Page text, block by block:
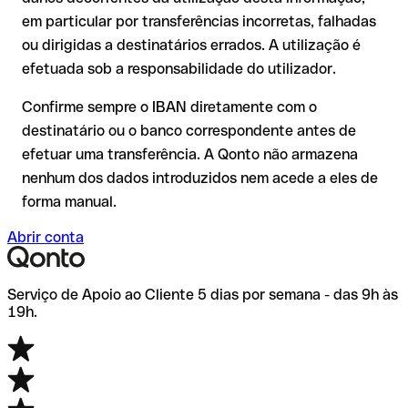
através de uma transferência de teste.
comissões adicionais.
Recomendação
: verifique cada IBAN antes de efetuar uma
transferência com o nosso IBAN Checker gratuito e, em caso
de dúvida, confirme-o diretamente com o destinatário. Esta
precaução é especialmente importante com montantes
elevados ou em novas relações comerciais.
em particular por transferências incorretas, falhadas
ou dirigidas a destinatários errados. A utilização é
efetuada sob a responsabilidade do utilizador.
Confirme sempre o IBAN diretamente com o
destinatário ou o banco correspondente antes de
efetuar uma transferência. A Qonto não armazena
nenhum dos dados introduzidos nem acede a eles de
forma manual.
Abrir conta
Serviço de Apoio ao Cliente 5 dias por semana - das 9h às
19h.